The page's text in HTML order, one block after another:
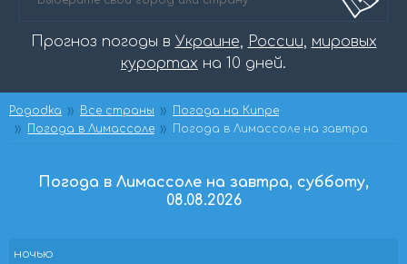
Прогноз погоды в Украине, России, мировых
курортах на 10 дней.
Pogodka Все страны
Погода на Кипре
Погода в Лимассоле
Погода в Лимассоле на завтра
Погода в Лимассоле на завтра, субботу,
08.08.2026
ночью